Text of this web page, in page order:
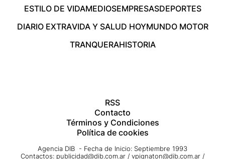
ESTILO DE VIDAMEDIOSEMPRESASDEPORTES
DIARIO EXTRAVIDA Y SALUD HOYMUNDO MOTOR
TRANQUERAHISTORIA
RSS
Contacto
Términos y Condiciones
Política de cookies
Agencia DIB - Fecha de Inicio: Septiembre 1993
Contactos: publicidad@dib.com.ar / vpignaton@dib.com.ar /